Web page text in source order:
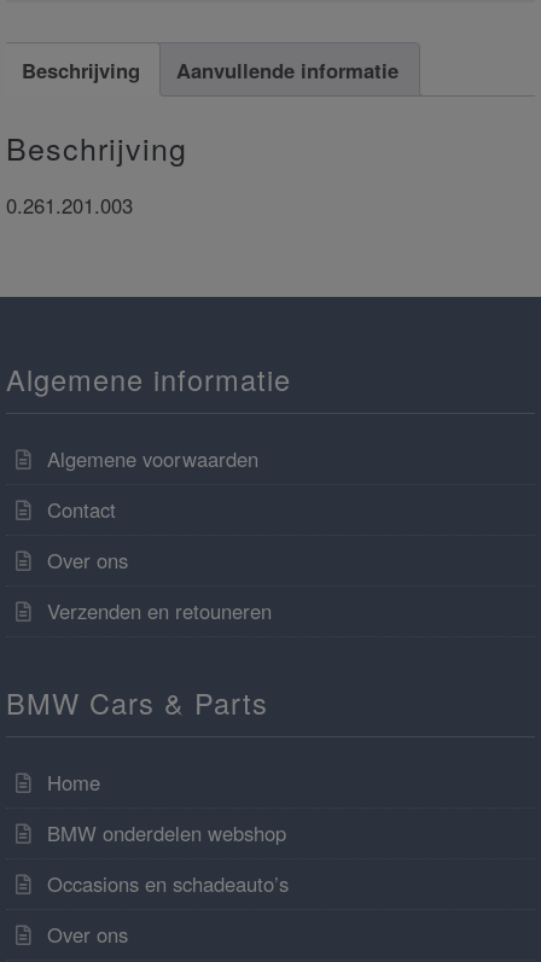
Beschrijving Aanvullende informatie
Beschrijving
0.261.201.003
Algemene informatie
Algemene voorwaarden
Contact
Over ons
Verzenden en retouneren
BMW Cars & Parts
Home
BMW onderdelen webshop
Occasions en schadeauto’s
Over ons